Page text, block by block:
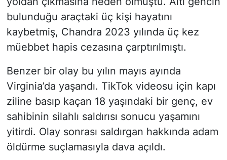
bulunduğu araçtaki üç kişi hayatını
kaybetmiş, Chandra 2023 yılında üç kez
müebbet hapis cezasına çarptırılmıştı.
Benzer bir olay bu yılın mayıs ayında
Virginia’da yaşandı. TikTok videosu için kapı
ziline basıp kaçan 18 yaşındaki bir genç, ev
sahibinin silahlı saldırısı sonucu yaşamını
yitirdi. Olay sonrası saldırgan hakkında adam
öldürme suçlamasıyla dava açıldı.